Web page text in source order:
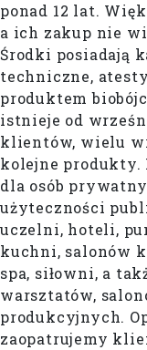
ponad 12 lat.
a ich zakup nie
Środki posiadają
techniczne,
produktem
istnieje od
klientów, wielu
kolejne produkty.
dla osób
użyteczności
uczelni, hoteli,
kuchni, salonów
spa, siłowni, a
warsztatów,
produkcyjnych.
zaopatrujemy